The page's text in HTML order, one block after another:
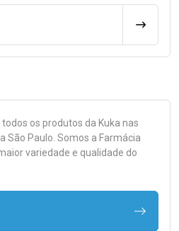
os produtos da Kuka nas
São Paulo. Somos a Farmácia
variedade e qualidade do